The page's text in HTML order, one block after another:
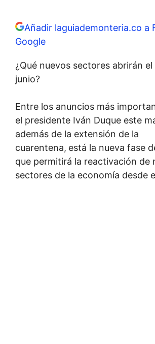
Añadir laguiademonteria.co a
Google
¿Qué nuevos sectores abrirán
junio?
Entre los anuncios más
el presidente Iván Duque este
además de la extensión de la
cuarentena, está la nueva fase
que permitirá la reactivación de
sectores de la economía desde